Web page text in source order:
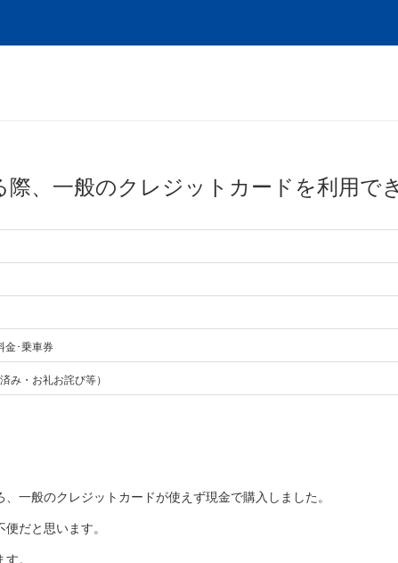
、一般のクレジットカードを利用で
金･乗車券
み・お礼お詫び等）
一般のクレジットカードが使えず現金で購入しました。
だと思います。
。